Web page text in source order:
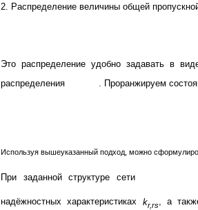
2. Распределение величины общей
Это распределение удобно задавать в
распределения
. Проранжируем
Используя вышеуказанный подход, можно
При заданной структуре сети
надёжностных характеристиках kr,rs, а